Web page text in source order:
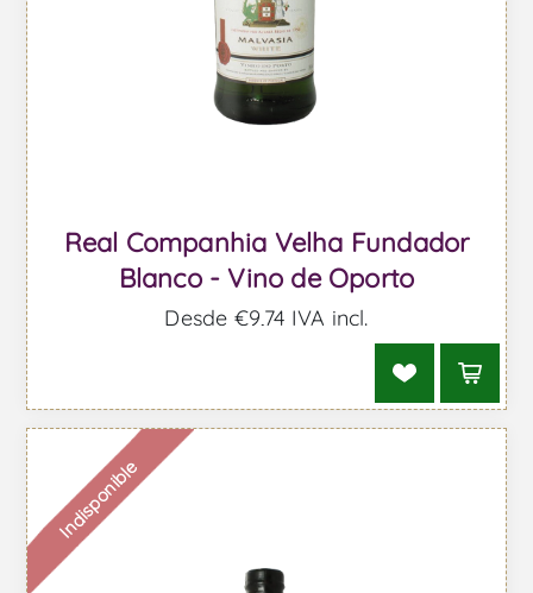
Real Companhia Velha Fundador
Blanco - Vino de Oporto
Desde €9,74 IVA incl.
Indisponible